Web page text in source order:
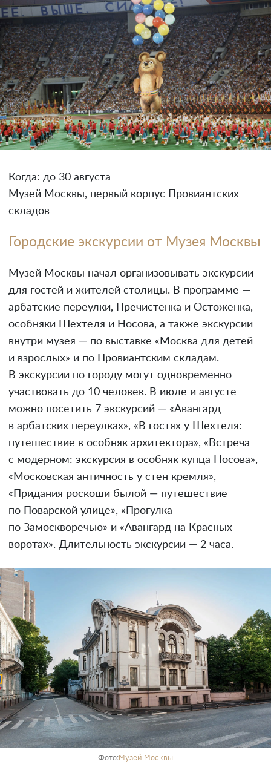
Когда: до 30 августа
Музей Москвы, первый корпус Провиантских
складов
Городские экскурсии от Музея Москвы
Музей Москвы начал организовывать экскурсии
для гостей и жителей столицы. В программе —
арбатские переулки, Пречистенка и Остоженка,
особняки Шехтеля и Носова, а также экскурсии
внутри музея — по выставке «Москва для детей
и взрослых» и по Провиантским складам.
В экскурсии по городу могут одновременно
участвовать до 10 человек. В июле и августе
можно посетить 7 экскурсий — «Авангард
в арбатских переулках», «В гостях у Шехтеля:
путешествие в особняк архитектора», «Встреча
с модерном: экскурсия в особняк купца Носова»,
«Московская античность у стен кремля»,
«Придания роскоши былой — путешествие
по Поварской улице», «Прогулка
по Замоскворечью» и «Авангард на Красных
воротах». Длительность экскурсии — 2 часа.
Фото:Музей Москвы